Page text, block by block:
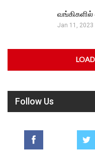
Jan 11, 2023
Follow Us